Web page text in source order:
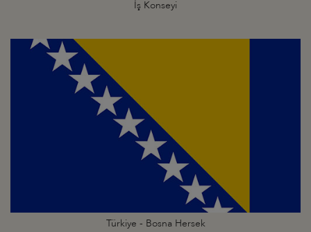
İş Konseyi
Türkiye - Bosna Hersek